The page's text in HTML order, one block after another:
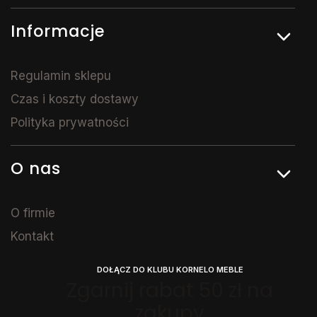
Informacje
Regulamin sklepu
Czas i koszty dostawy
Polityka prywatności
O nas
O firmie
Kontakt
DOŁĄCZ DO KLUBU KORNELO MEBLE